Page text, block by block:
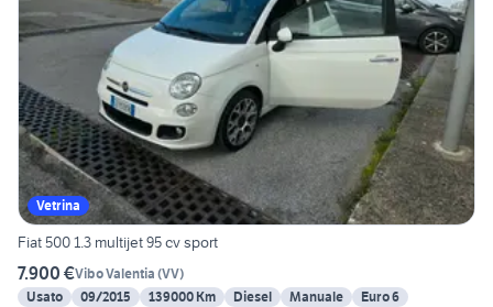
Vetrina
Fiat 500 1.3 multijet 95 cv sport
7.900 €Vibo Valentia (VV)
Usato
09/2015 139000 Km Diesel Manuale Euro 6